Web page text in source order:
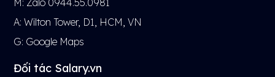
A: Wilton Tower, D1, HCM, VN
G: Google Maps
Đối tác Salary.vn